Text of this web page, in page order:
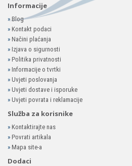
Informacije
»Blog
» Kontakt podaci
» Načini plaćanja
» Izjava o sigurnosti
» Politika privatnosti
» Informacije o tvrtki
» Uvjeti poslovanja
» Uvjeti dostave i isporuke
» Uvjeti povrata i reklamacije
Služba za korisnike
» Kontaktirajte nas
» Povrati artikala
» Mapa site-a
Dodaci